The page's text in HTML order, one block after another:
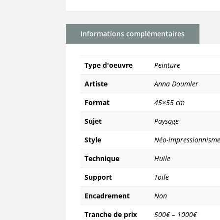
Informations complémentaires
Type d'oeuvre
Peinture
Artiste
Anna Doumler
Format
45×55 cm
Sujet
Paysage
Style
Néo-
Technique
Huile
Support
Toile
Encadrement
Non
Tranche de prix
500€ – 1000€